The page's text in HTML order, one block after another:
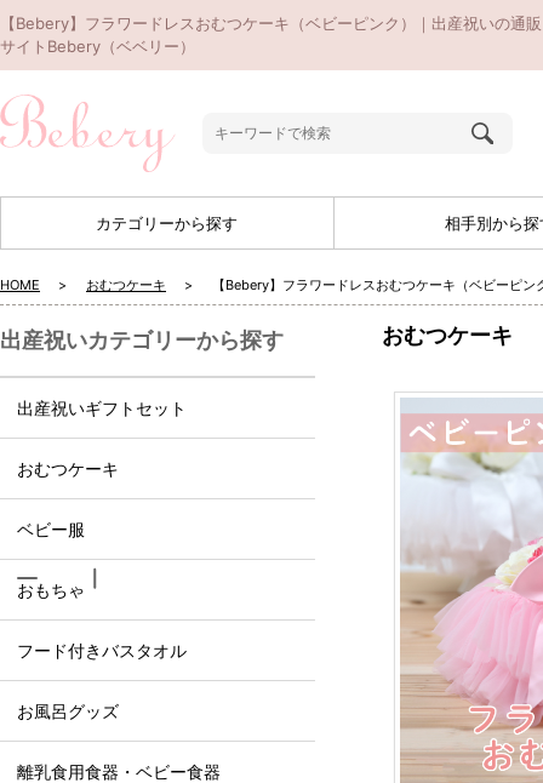
【Bebery】フラワードレスおむつケーキ（ベビーピンク）｜出産祝いの通販
サイトBebery（ベベリー）
カテゴリーから探す 相手別から探
HOME おむつケーキ 【Bebery】フラワードレスおむつケーキ（ベビーピン
おむつケーキ
出産祝いカテゴリーから探す
出産祝いギフトセット
おむつケーキ
ベビー服
おもちゃ
フード付きバスタオル
お風呂グッズ
離乳食用食器・ベビー食器